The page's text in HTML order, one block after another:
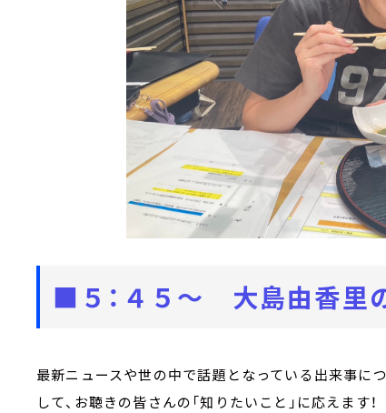
■５：４５～ 大島由香里
最新ニュースや世の中で話題となっている出来事に
して、お聴きの皆さんの「知りたいこと」に応えます！